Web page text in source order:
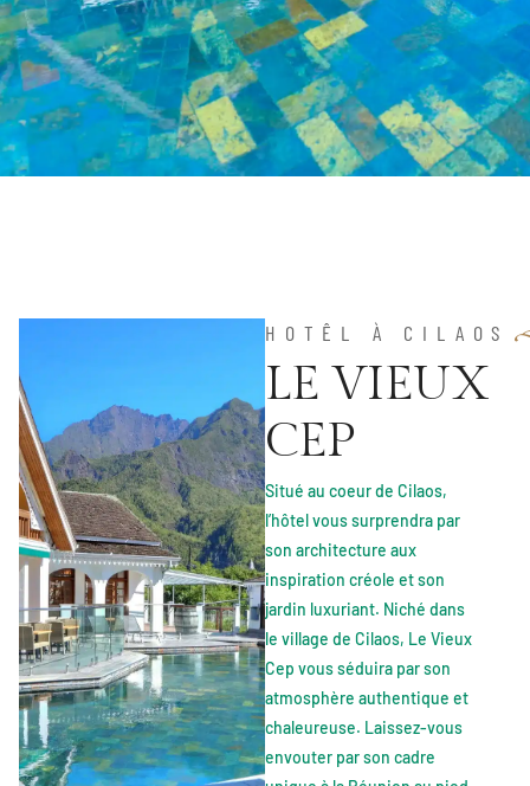
HOTÊL À CILAOS
LE VIEUX
CEP
Situé au coeur de Cilaos,
l’hôtel vous surprendra par
son architecture aux
inspiration créole et son
jardin luxuriant. Niché dans
le village de Cilaos, Le Vieux
Cep vous séduira par son
atmosphère authentique et
chaleureuse. Laissez-vous
envouter par son cadre